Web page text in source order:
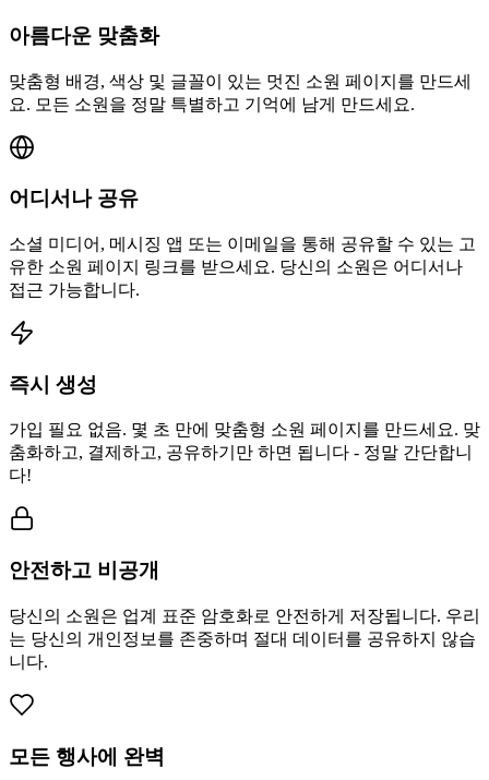
아름다운 맞춤화
맞춤형 배경, 색상 및 글꼴이 있는 멋진 소원 페이지를 만드세
요. 모든 소원을 정말 특별하고 기억에 남게 만드세요.
어디서나 공유
소셜 미디어, 메시징 앱 또는 이메일을 통해 공유할 수 있는 고
유한 소원 페이지 링크를 받으세요. 당신의 소원은 어디서나
접근 가능합니다.
즉시 생성
가입 필요 없음. 몇 초 만에 맞춤형 소원 페이지를 만드세요. 맞
춤화하고, 결제하고, 공유하기만 하면 됩니다 - 정말 간단합니
다!
안전하고 비공개
당신의 소원은 업계 표준 암호화로 안전하게 저장됩니다. 우리
는 당신의 개인정보를 존중하며 절대 데이터를 공유하지 않습
니다.
모든 행사에 완벽